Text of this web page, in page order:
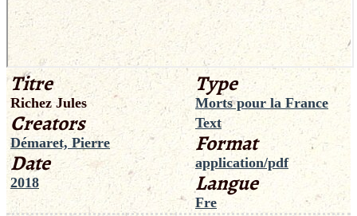
Titre
Richez Jules
Creators
Démaret, Pierre
Date
2018
Type
Morts pour la France
Text
Format
application/pdf
Langue
Fre